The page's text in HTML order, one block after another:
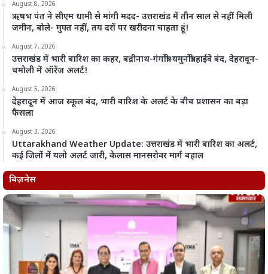
August 8, 2026
ऋषभ पंत ने सीएम धामी से मांगी मदद- उत्तराखंड में तीन साल से नहीं मिली
जमीन, बोले- मुफ्त नहीं, तय दरों पर खरीदना चाहता हूं!
August 7, 2026
उत्तराखंड में भारी बारिश का कहर, बद्रीनाथ-गंगोत्री-यमुनोत्री हाईवे बंद, देहरादून-
चमोली में ऑरेंज अलर्ट!
August 5, 2026
देहरादून में आज स्कूल बंद, भारी बारिश के अलर्ट के बीच प्रशासन का बड़ा
फैसला
August 3, 2026
Uttarakhand Weather Update: उत्तराखंड में भारी बारिश का अलर्ट,
कई जिलों में यलो अलर्ट जारी, कैलास मानसरोवर मार्ग बहाल
बिज़नेस